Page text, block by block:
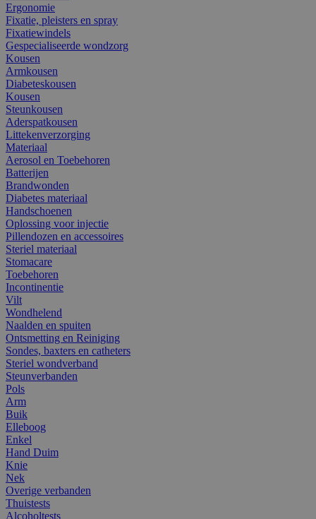
Ergonomie
Fixatie, pleisters en spray
Fixatiewindels
Gespecialiseerde wondzorg
Kousen
Armkousen
Diabeteskousen
Kousen
Steunkousen
Aderspatkousen
Littekenverzorging
Materiaal
Aerosol en Toebehoren
Batterijen
Brandwonden
Diabetes materiaal
Handschoenen
Oplossing voor injectie
Pillendozen en accessoires
Steriel materiaal
Stomacare
Toebehoren
Incontinentie
Vilt
Wondhelend
Naalden en spuiten
Ontsmetting en Reiniging
Sondes, baxters en catheters
Steriel wondverband
Steunverbanden
Pols
Arm
Buik
Elleboog
Enkel
Hand Duim
Knie
Nek
Overige verbanden
Thuistests
Alcoholtests